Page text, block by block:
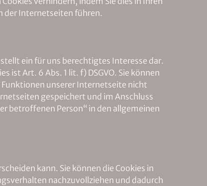
der Internetseiten führen.
ein für uns berechtigtes Interesse dar.
ist Art. 6 Abs. 1 lit. f) DSGVO. Sie können
Funktionen unserer Internetseite nicht
gespeichert und im Anschluss
betroffenen Person“ in den allgemeinen
kann. Sie können die Cookies in
nachzuvollziehen und dadurch